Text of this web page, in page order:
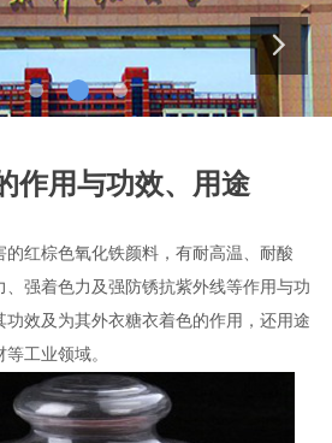
与功效、用途
作用与功效、用途
的红棕色氧化铁颜料，有耐高温、耐酸
强着色力及强防锈抗紫外线等作用与功
效及为其外衣糖衣着色的作用，还用途
工业领域。